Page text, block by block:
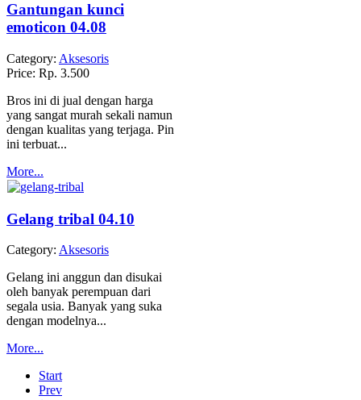
Gantungan kunci
emoticon 04.08
Category: Aksesoris
Price: Rp. 3.500
Bros ini di jual dengan harga
yang sangat murah sekali namun
dengan kualitas yang terjaga. Pin
ini terbuat...
More...
Gelang tribal 04.10
Category: Aksesoris
Gelang ini anggun dan disukai
oleh banyak perempuan dari
segala usia. Banyak yang suka
dengan modelnya...
More...
Start
Prev